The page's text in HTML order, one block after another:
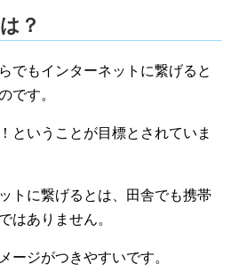
？
でもインターネットに繋げると
です。
ということが目標とされていま
トに繋げるとは、田舎でも携帯
はありません。
ージがつきやすいです。